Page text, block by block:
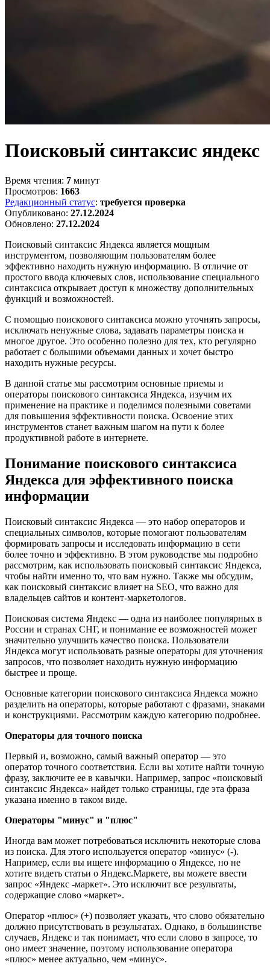
Поисковый синтаксис яндекс
Время чтения: 7 минут
Просмотров: 1663
Редакционный статус: требуется проверка
Опубликовано: 27.12.2024
Обновлено: 27.12.2024
Поисковый синтаксис Яндекса является мощным
инструментом, позволяющим пользователям более
эффективно находить нужную информацию. В отличие от
простого ввода ключевых слов, использование специального
синтаксиса открывает доступ к множеству дополнительных
функций и возможностей.
С помощью поискового синтаксиса можно уточнять запросы,
исключать ненужные слова, задавать параметры поиска и
многое другое. Это особенно полезно для тех, кто регулярно
работает с большими объемами данных и хочет быстро
находить нужные ресурсы.
В данной статье мы рассмотрим основные приемы и
операторы поискового синтаксиса Яндекса, изучим их
применение на практике и поделимся полезными советами
для повышения эффективности поиска. Освоение этих
инструментов станет важным шагом на пути к более
продуктивной работе в интернете.
Понимание поискового синтаксиса
Яндекса для эффективного поиска
информации
Поисковый синтаксис Яндекса — это набор операторов и
специальных символов, которые помогают пользователям
формировать запросы и исследовать информацию в сети
более точно и эффективно. В этом руководстве мы подробно
рассмотрим, как использовать поисковый синтаксис Яндекса,
чтобы найти именно то, что вам нужно. Также мы обсудим,
как поисковый синтаксис влияет на SEO, что важно для
владельцев сайтов и контент-маркетологов.
Поисковая система Яндекс — одна из наиболее популярных в
России и странах СНГ, и понимание ее возможностей может
значительно улучшить качество поиска. Пользователи
Яндекса могут использовать разные операторы для уточнения
запросов, что позволяет находить нужную информацию
быстрее и проще.
Основные категории поискового синтаксиса Яндекса можно
разделить на операторы, которые работают с фразами, знаками
и конструкциями. Рассмотрим каждую категорию подробнее.
Операторы для точного поиска
Первый и, возможно, самый важный оператор — это
оператор точного соответствия. Если вы хотите найти точную
фразу, заключите ее в кавычки. Например, запрос «поисковый
синтаксис Яндекса» найдет только страницы, где эта фраза
указана именно в таком виде.
Операторы "минус" и "плюс"
Иногда вам может потребоваться исключить некоторые слова
из поиска. Для этого используется оператор «минус» (-).
Например, если вы ищете информацию о Яндексе, но не
хотите видеть статьи о Яндекс.Маркете, вы можете ввести
запрос «Яндекс -маркет». Это исключит все результаты,
содержащие слово «маркет».
Оператор «плюс» (+) позволяет указать, что слово обязательно
должно присутствовать в результатах. Однако, в большинстве
случаев, Яндекс и так понимает, что если слово в запросе, то
оно имеет значение, поэтому использование оператора
«плюс» менее актуально, чем «минус».